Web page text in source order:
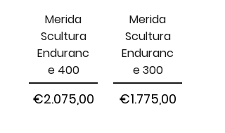
Merida
Scultura
Enduranc
e 400
Harga
€2.075,00
Merida
Scultura
Enduranc
e 300
Harga
€1.775,00